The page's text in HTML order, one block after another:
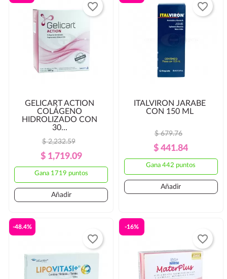
GELICART ACTION
COLÁGENO
HIDROLIZADO CON
30...
Precio
Regular
$ 2,232.59
Precio
$ 1,719.09
Gana 1719 puntos
Añadir
favorite_border
ITALVIRON JARABE
CON 150 ML
Precio
Regular
$ 679.76
Precio
$ 441.84
Gana 442 puntos
Añadir
favorite_border
-48.4%
favorite_border
-16%
favorite_border